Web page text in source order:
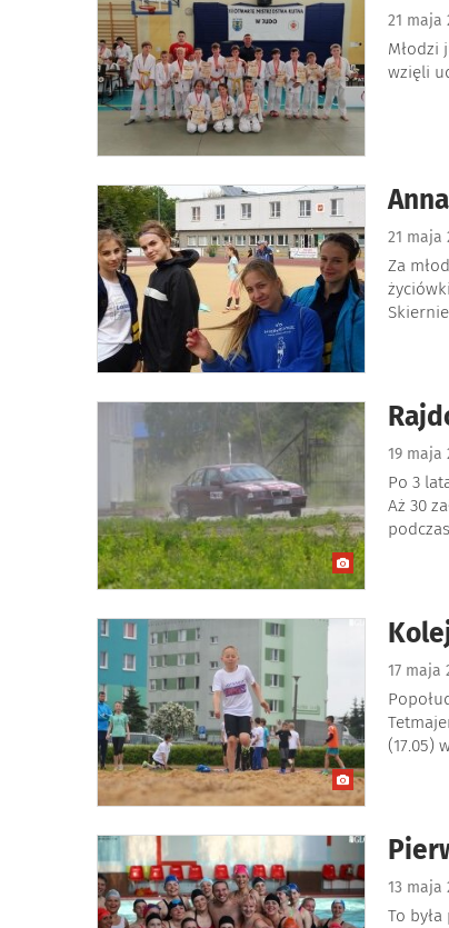
21 maja
Młodzi
wzięli
21 maja
Za
19 maja
Po 3
Aż 30
17 maja
(17.05)
13 maja
To